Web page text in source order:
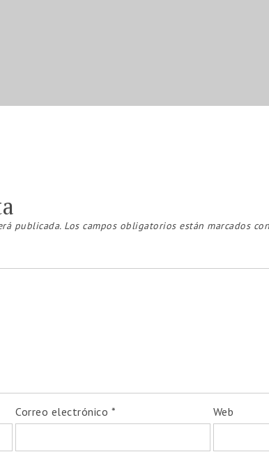
publicada. Los campos obligatorios están marcados
Correo electrónico * Web